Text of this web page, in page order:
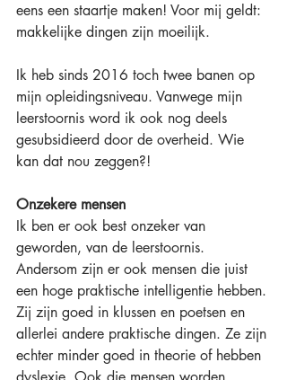
eens een staartje maken! Voor mij geldt:
makkelijke dingen zijn moeilijk.
Ik heb sinds 2016 toch twee banen op
mijn opleidingsniveau. Vanwege mijn
leerstoornis word ik ook nog deels
gesubsidieerd door de overheid. Wie
kan dat nou zeggen?!
Onzekere mensen
Ik ben er ook best onzeker van
geworden, van de leerstoornis.
Andersom zijn er ook mensen die juist
een hoge praktische intelligentie hebben.
Zij zijn goed in klussen en poetsen en
allerlei andere praktische dingen. Ze zijn
echter minder goed in theorie of hebben